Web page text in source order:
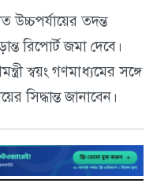
উচ্চপর্যায়ের তদন্ত
রিপোর্ট জমা দেবে।
স্বয়ং গণমাধ্যমের সঙ্গে
সিদ্ধান্ত জানাবেন।